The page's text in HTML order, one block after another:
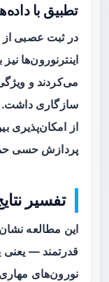
تطبیق با
در ثبت عصبی از
اینترنورون‌ها
می‌کردند و
سازگاری داشت.
از امکان‌پذیری
پردازش حسی
تفسیر
این مطالعه
قدرتمند — یعنی
نورون‌های